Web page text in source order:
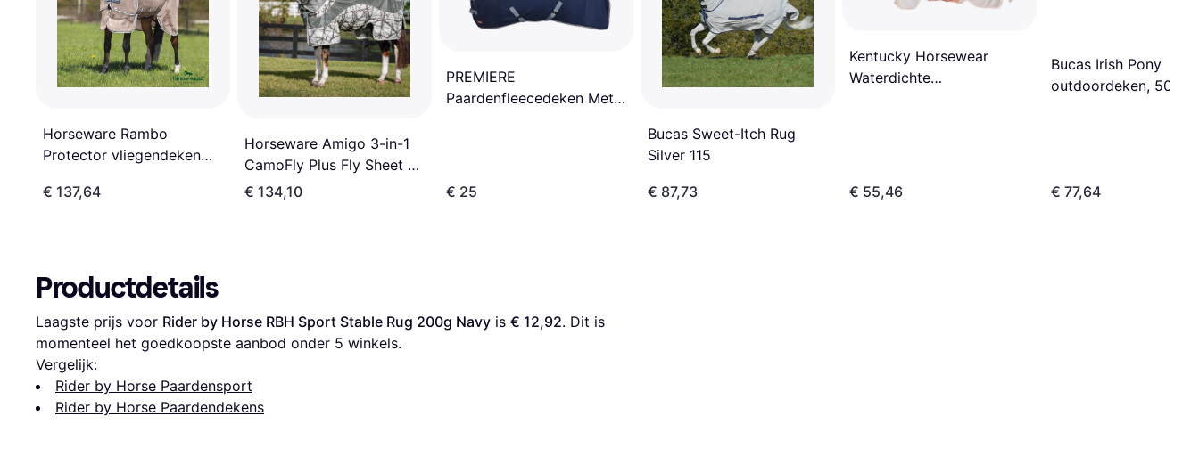
Horseware Rambo
Protector vliegendeken
€ 137,64
Horseware Amigo 3-in-1
CamoFly Plus Fly Sheet -
Gris
€ 134,10
PREMIERE
Paardenfleecedeken Met
€ 25
Bucas Sweet-Itch Rug
Silver 115
€ 87,73
Kentucky Horsewear
Waterdichte
€ 55,46
Bucas Irish Pony
outdoordeken, 50g,
€ 77,64
Productdetails
Laagste prijs voor Rider by Horse RBH Sport Stable Rug 200g Navy is € 12,92. Dit is
momenteel het goedkoopste aanbod onder 5 winkels.
Vergelijk:
Rider by Horse Paardensport
Rider by Horse Paardendekens